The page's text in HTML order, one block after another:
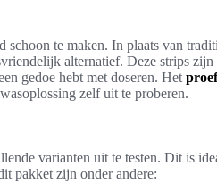
schoon te maken. In plaats van
alternatief. Deze strips
gedoe hebt met doseren. Het
zelf uit te proberen.
varianten uit te testen. Dit is
pakket zijn onder andere: